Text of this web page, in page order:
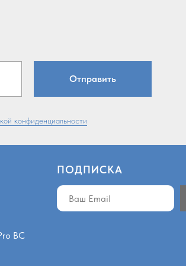
Отправить
конфиденциальности
BC
ПОДПИСКА